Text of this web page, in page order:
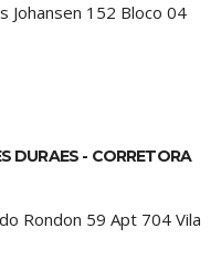
Johansen 152 Bloco 04
DURAES - CORRETORA
Rondon 59 Apt 704 Vila